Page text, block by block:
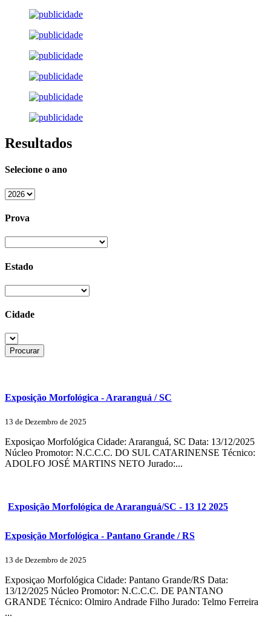
Resultados
Selecione o ano
Prova
Estado
Cidade
Exposição Morfológica - Araranguá / SC
13 de Dezembro de 2025
Exposiçao Morfológica Cidade: Araranguá, SC Data: 13/12/2025
Núcleo Promotor: N.C.C.C. DO SUL CATARINENSE Técnico:
ADOLFO JOSÉ MARTINS NETO Jurado:...
Exposição Morfológica de Araranguá/SC - 13 12 2025
Exposição Morfológica - Pantano Grande / RS
13 de Dezembro de 2025
Exposiçao Morfológica Cidade: Pantano Grande/RS Data:
13/12/2025 Núcleo Promotor: N.C.C.C. DE PANTANO
GRANDE Técnico: Olmiro Andrade Filho Jurado: Telmo Ferreira
...